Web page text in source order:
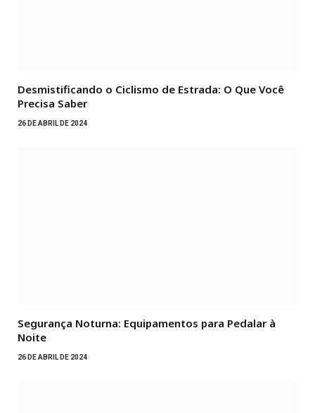
Desmistificando o Ciclismo de Estrada: O Que Você
Precisa Saber
26 DE ABRIL DE 2024
Segurança Noturna: Equipamentos para Pedalar à
Noite
26 DE ABRIL DE 2024